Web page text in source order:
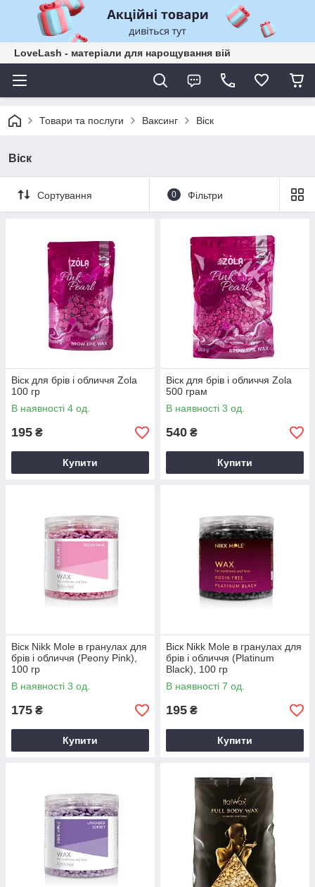
LoveLash - матеріали для нарощування вій
Товари та послуги Ваксинг Віск
Віск
Сортування 0 Фільтри
Віск для брів і обличчя Zola
100 гр
В наявності 4 од.
195 ₴
Купити
Віск для брів і обличчя Zola
500 грам
В наявності 3 од.
540 ₴
Купити
Віск Nikk Mole в гранулах для
брів і обличчя (Peony Pink),
100 гр
В наявності 3 од.
175 ₴
Купити
Віск Nikk Mole в гранулах для
брів і обличчя (Platinum
Black), 100 гр
В наявності 7 од.
195 ₴
Купити